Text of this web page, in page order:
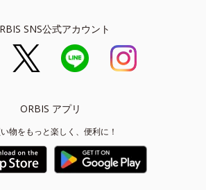
SNS公式アカウント
ORBIS アプリ
物をもっと楽しく、便利に！